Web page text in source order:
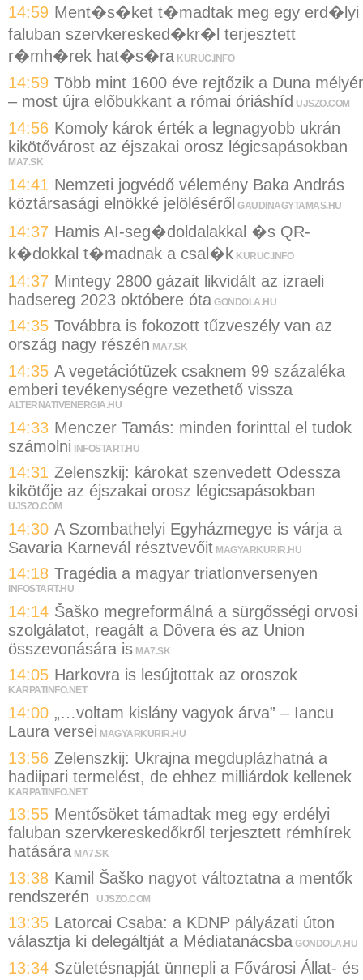
14:59 Ment�s�ket t�madtak meg egy erd�lyi
faluban szervkeresked�kr�l terjesztett
r�mh�rek hat�s�ra KURUC.INFO
14:59 Több mint 1600 éve rejtőzik a Duna
– most újra előbukkant a római óriáshíd UJSZO.COM
14:56 Komoly károk érték a legnagyobb ukrán
kikötővárost az éjszakai orosz légicsapásokban
MA7.SK
14:41 Nemzeti jogvédő vélemény Baka András
köztársasági elnökké jelöléséről GAUDINAGYTAMAS.HU
14:37 Hamis AI-seg�doldalakkal �s QR-
k�dokkal t�madnak a csal�k KURUC.INFO
14:37 Mintegy 2800 gázait likvidált az izraeli
hadsereg 2023 októbere óta GONDOLA.HU
14:35 Továbbra is fokozott tűzveszély van az
ország nagy részén MA7.SK
14:35 A vegetációtüzek csaknem 99 százaléka
emberi tevékenységre vezethető vissza
ALTERNATIVENERGIA.HU
14:33 Menczer Tamás: minden forinttal el tudok
számolni INFOSTART.HU
14:31 Zelenszkij: károkat szenvedett Odessza
kikötője az éjszakai orosz légicsapásokban
UJSZO.COM
14:30 A Szombathelyi Egyházmegye is várja a
Savaria Karnevál résztvevőit MAGYARKURIR.HU
14:18 Tragédia a magyar triatlonversenyen
INFOSTART.HU
14:14 Šaško megreformálná a sürgősségi orvosi
szolgálatot, reagált a Dôvera és az Union
összevonására is MA7.SK
14:05 Harkovra is lesújtottak az oroszok
KARPATINFO.NET
14:00 „…voltam kislány vagyok árva” – Iancu
Laura versei MAGYARKURIR.HU
13:56 Zelenszkij: Ukrajna megduplázhatná a
hadiipari termelést, de ehhez milliárdok kellenek
KARPATINFO.NET
13:55 Mentősöket támadtak meg egy erdélyi
faluban szervkereskedőkről terjesztett rémhírek
hatására MA7.SK
13:38 Kamil Šaško nagyot változtatna a mentők
rendszerén
UJSZO.COM
13:35 Latorcai Csaba: a KDNP pályázati úton
választja ki delegáltját a Médiatanácsba GONDOLA.HU
13:34 Születésnapját ünnepli a Fővárosi Állat- és